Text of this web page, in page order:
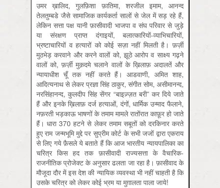
उमर ख़ालिद, गुलफ़िशा फ़ातिमा, शरजील इमाम, आनन्द
तेलतुम्बडे जैसे सामाजिक कार्यकर्ता सालों से जेल में सड़ रहे हैं,
लेकिन सत्ता पक्ष यानी फ़ासीवादी भाजपा व संघ परिवार से जुड़े
या संरक्षण प्राप्त दंगाइयों, बलात्कारियों-व्याभिचारियों,
भ्रष्टाचारियों व हत्यारों को कोई सज़ा नहीं मिलती है। फ़र्ज़ी
मुठभेड़ करवाने और करने वालों को, झूठे आरोप व साक्ष्य गढ़ने
वालों को, फ़र्ज़ी मुक़दमे चलाने वालों के ख़िलाफ़ अदालतें और
न्यायाधीश चूँ तक नहीं करते हैं। आडवाणी, अमित शाह,
आदित्यनाथ से लेकर प्रज्ञा सिंह ठाकुर, संगीत सोम, असीमानन्द,
नरसिंहानन्द, कुलदीप सिंह सेंगर “बाइज़्ज़त बरी” कर दिये जाते
हैं और इनके ख़िलाफ़ दर्ज हत्याओं, दंगों, धार्मिक उन्माद फैलाने,
नफ़रती भड़काऊ भाषणों के तमाम मामले रातोंरात काफ़ूर हो जाते
हैं। धारा 370 हटने से लेकर तमाम सबूतों को दरकिनार करते
हुए राम जन्मभूमि मुद्दे पर सुप्रीम कोर्ट के सभी जजों द्वारा एकराय
से लिए गये फ़ैसले ये बताते हैं कि आज भारतीय न्यायपालिका का
चरित्र किस हद तक फ़ासीवादी राज्यसत्ता के वैचारिक-
राजनीतिक प्रोजेक्ट के अनुसार ढलता जा रहा है। फ़ासीवाद के
मौजूदा दौर में इस देश की न्यायिक व्यवस्था भी नहीं चाहती है कि
उसके चरित्र को लेकर कोई भ्रम या मुग़ालता पाला जाये!